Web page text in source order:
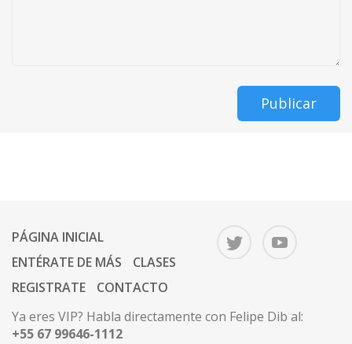
Publicar
PÁGINA INICIAL
ENTÉRATE DE MÁS
CLASES
REGISTRATE
CONTACTO
Ya eres VIP? Habla directamente con Felipe Dib al:
+55 67 99646-1112